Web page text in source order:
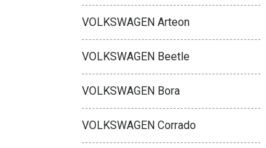
VOLKSWAGEN Arteon
VOLKSWAGEN Beetle
VOLKSWAGEN Bora
VOLKSWAGEN Corrado